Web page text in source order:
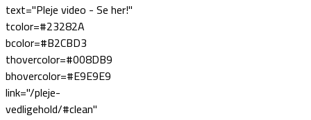
text="Pleje video - Se her!"
tcolor=#23282A
bcolor=#B2CBD3
thovercolor=#008DB9
bhovercolor=#E9E9E9
link="/pleje-
vedligehold/#clean"